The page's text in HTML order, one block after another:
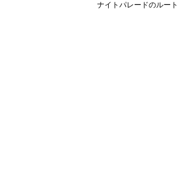
ナイトパレードのルート